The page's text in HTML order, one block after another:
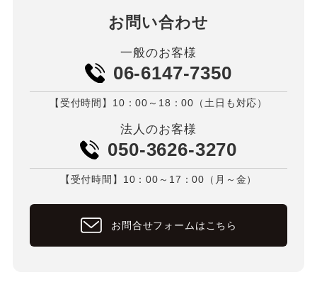
お問い合わせ
一般のお客様
06-6147-7350
【受付時間】10：00～18：00（土日も対応）
法人のお客様
050-3626-3270
【受付時間】10：00～17：00（月～金）
お問合せフォームはこちら